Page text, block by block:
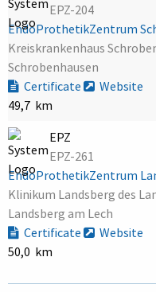
EPZ-204
EndoProthetikZentrum
Kreiskrankenhaus
Schrobenhausen
Certificate
Website
49,7 km
EPZ
EPZ-261
EndoProthetikZentrum
Klinikum Landsberg des
Landsberg am Lech
Certificate
Website
50,0 km